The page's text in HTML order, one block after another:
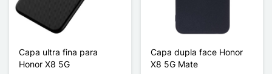
Capa ultra fina para
Honor X8 5G
Capa dupla face Honor
X8 5G Mate